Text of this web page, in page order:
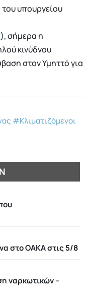
υπουργείου
), σήμερα η
κινύδνου
στον Υμηττό για
#Κλιματιζόμενοι
στο ΟΑΚΑ στις 5/8
ναρκωτικών –